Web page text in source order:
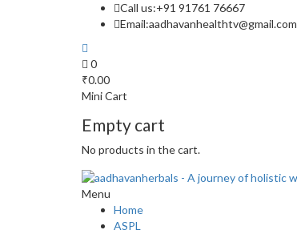
Call us:+91 91761 76667
Email:aadhavanhealthtv@gmail.com
0
₹0.00
Mini Cart
Empty cart
No products in the cart.
Menu
Home
ASPL